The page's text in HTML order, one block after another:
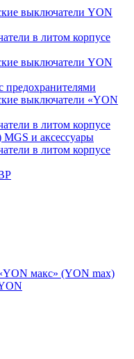
выключатели YON
в литом корпусе
выключатели YON
предохранителями
выключатели «YON
в литом корпусе
и аксессуары
в литом корпусе
макс» (YON max)